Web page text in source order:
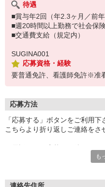
待遇
■賞与年2回（年2.3ヶ月／前年
■週20時間以上勤務で社会保
■交通費支給（規定内）
SUGINA001
応募資格・経験
要普通免許、看護師免許※准
応募方法
「応募する」ボタンをご利用下
こちらより折り返しご連絡をさ
電話連絡の上、履歴書（写真貼
も